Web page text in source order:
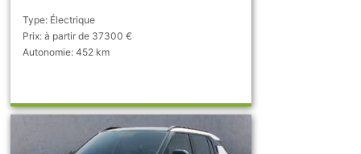
Type: Électrique
Prix: à partir de 37300 €
Autonomie: 452 km